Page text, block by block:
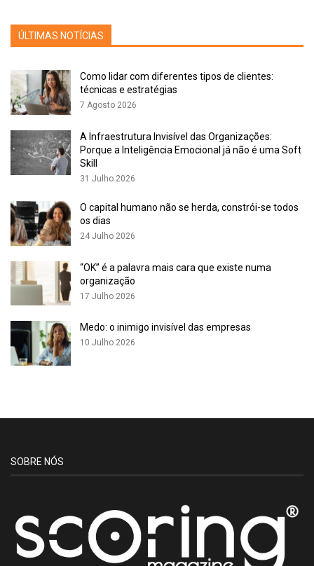
ÚLTIMAS NOTÍCIAS
Como lidar com diferentes tipos de clientes:
técnicas e estratégias
7 Agosto 2026
A Infraestrutura Invisível das Organizações:
Porque a Inteligência Emocional já não é uma Soft
Skill
31 Julho 2026
O capital humano não se herda, constrói-se todos
os dias
24 Julho 2026
“OK” é a palavra mais cara que existe numa
organização
17 Julho 2026
Medo: o inimigo invisível das empresas
10 Julho 2026
SOBRE NÓS